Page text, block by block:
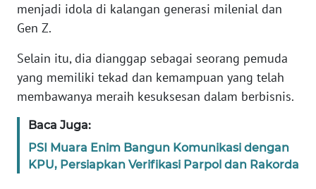
menjadi idola di kalangan generasi milenial dan
Gen Z.
Selain itu, dia dianggap sebagai seorang pemuda
yang memiliki tekad dan kemampuan yang telah
membawanya meraih kesuksesan dalam berbisnis.
Baca Juga:
PSI Muara Enim Bangun Komunikasi dengan
KPU, Persiapkan Verifikasi Parpol dan Rakorda
WN
JAKARTA
WN
JABAR
WN
WN